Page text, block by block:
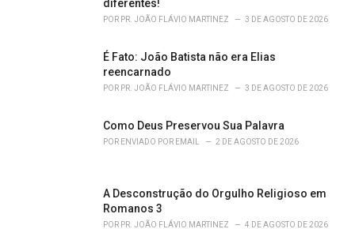
diferentes!
POR PR. JOÃO FLÁVIO MARTINEZ 3 DE AGOSTO DE 2026
É Fato: João Batista não era Elias
reencarnado
POR PR. JOÃO FLÁVIO MARTINEZ 3 DE AGOSTO DE 2026
Como Deus Preservou Sua Palavra
POR ENVIADO POR EMAIL 2 DE AGOSTO DE 2026
A Desconstrução do Orgulho Religioso em
Romanos 3
POR PR. JOÃO FLÁVIO MARTINEZ 4 DE AGOSTO DE 2026